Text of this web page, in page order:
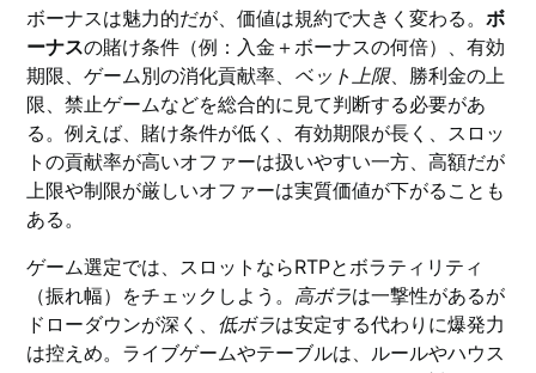
ボーナスは魅力的だが、価値は規約で大きく変わる。ボ
ーナスの賭け条件（例：入金＋ボーナスの何倍）、有効
期限、ゲーム別の消化貢献率、 ベット上限、勝利金の上
限、禁止ゲームなどを総合的に見て判断する必要があ
る。例えば、賭け条件が低く、有効期限が長く、スロッ
トの貢献率が高いオファーは扱いやすい一方、高額だが
上限や制限が厳しいオファーは実質価値が下がることも
ある。
ゲーム選定では、スロットならRTPとボラティリティ
（振れ幅）をチェックしよう。 高ボラは一撃性があるが
ドローダウンが深く、 低ボラは安定する代わりに爆発力
は控えめ。ライブゲームやテーブルは、ルールやハウス